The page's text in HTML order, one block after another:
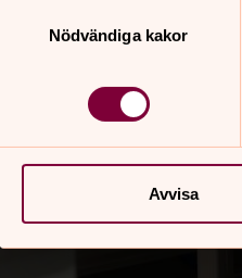
Nödvändiga kakor
Avvisa